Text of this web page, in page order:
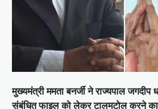
मुख्यमंत्री ममता बनर्जी ने राज्यपाल
संबंधित फाइल को लेकर टालमटोल करने का